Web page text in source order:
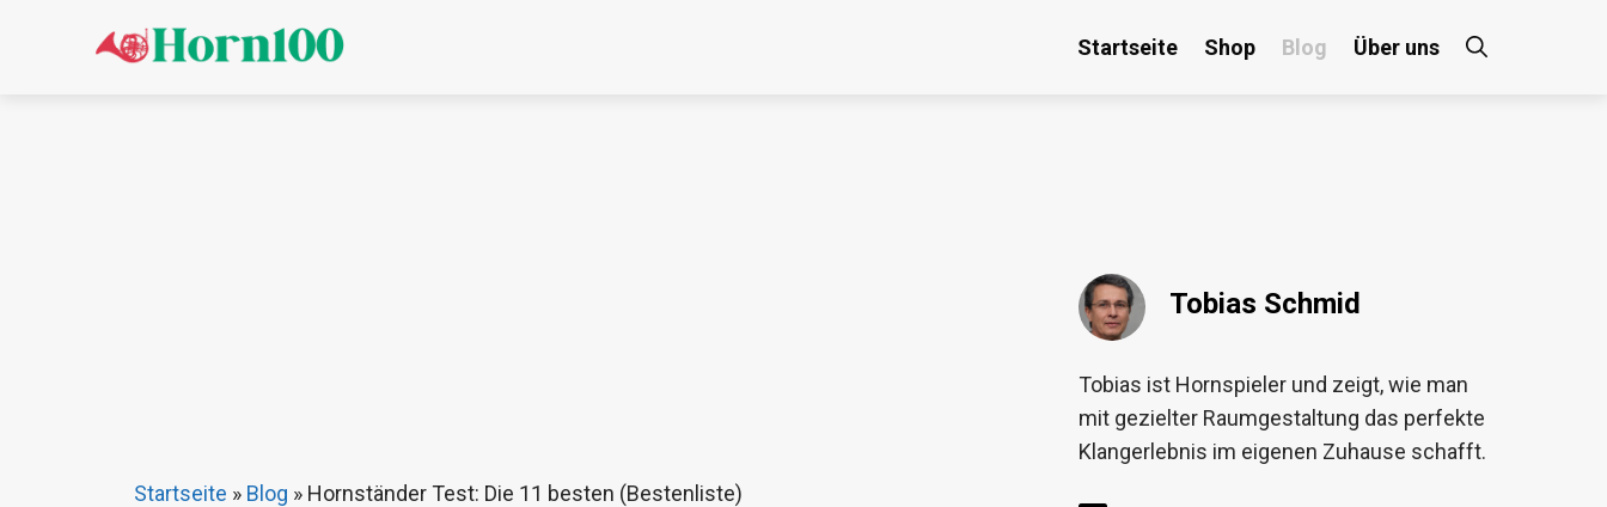
Startseite Shop Blog Über uns
Startseite » Blog » Hornständer Test: Die 11 besten (Bestenliste)
Tobias Schmid
Tobias ist Hornspieler und zeigt, wie man
mit gezielter Raumgestaltung das perfekte
Klangerlebnis im eigenen Zuhause schafft.